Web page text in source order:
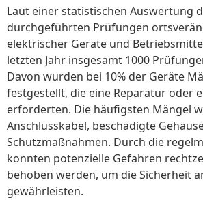
Laut einer statistischen Auswertung
durchgeführten Prüfungen
elektrischer Geräte und
letzten Jahr insgesamt 1000
Davon wurden bei 10% der Geräte
festgestellt, die eine Reparatur oder
erforderten. Die häufigsten Mängel
Anschlusskabel, beschädigte
Schutzmaßnahmen. Durch die
konnten potenzielle Gefahren
behoben werden, um die Sicherheit
gewährleisten.